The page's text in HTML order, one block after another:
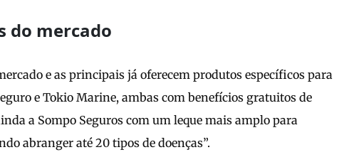
do mercado
e as principais já oferecem produtos específicos para
e Tokio Marine, ambas com benefícios gratuitos de
a Sompo Seguros com um leque mais amplo para
abranger até 20 tipos de doenças”.